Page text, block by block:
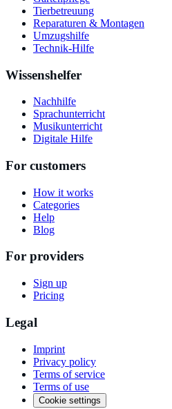
Tierbetreuung
Reparaturen & Montagen
Umzugshilfe
Technik-Hilfe
Wissenshelfer
Nachhilfe
Sprachunterricht
Musikunterricht
Digitale Hilfe
For customers
How it works
Categories
Help
Blog
For providers
Sign up
Pricing
Legal
Imprint
Privacy policy
Terms of service
Terms of use
Cookie settings